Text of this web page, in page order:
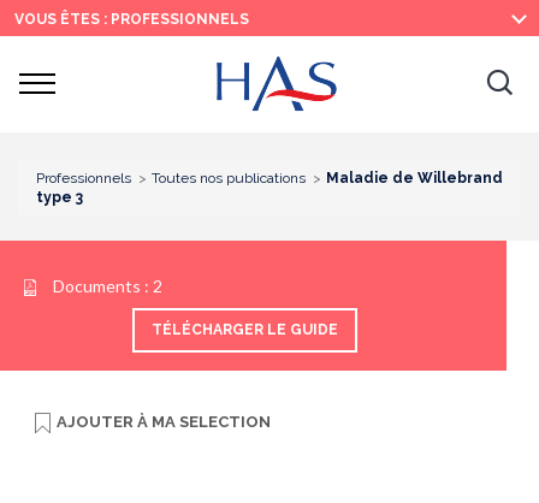
Recherche
Menu
principal
Contenu
principal
VOUS ÊTES : PROFESSIONNELS
Ouvrir
Professionnels Toutes nos publications
Maladie de Willebrand
type 3
Documents : 2
TÉLÉCHARGER LE GUIDE
AJOUTER À MA SELECTION